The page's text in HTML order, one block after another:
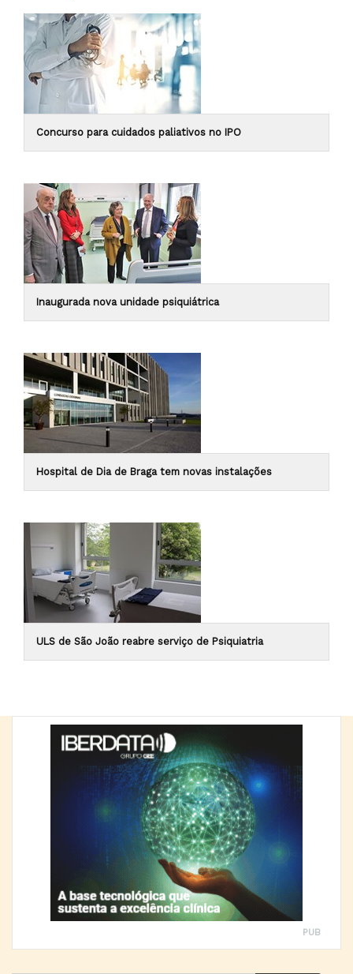
Concurso para cuidados paliativos no IPO
Inaugurada nova unidade psiquiátrica
Hospital de Dia de Braga tem novas instalações
ULS de São João reabre serviço de Psiquiatria
PUB